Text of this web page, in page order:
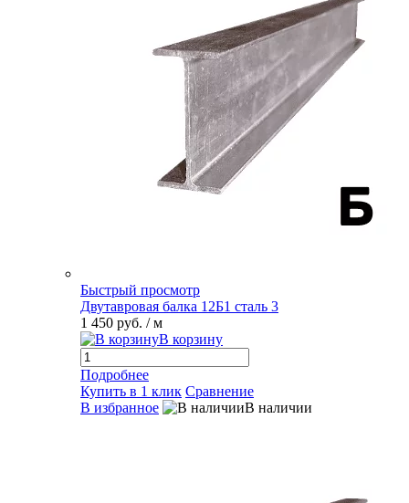
Быстрый просмотр
Двутавровая балка 12Б1 сталь 3
1 450 руб. / м
В корзину
Подробнее
Купить в 1 клик Сравнение
В избранное
В наличии